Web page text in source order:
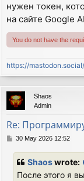
нужен токен,
на сайте Google
You do not have the
https://
Shaos
Admin
Re:
P30 May 2026 12:52
Shaoswrote:
После этого я